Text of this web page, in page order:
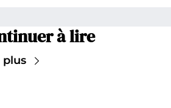
à lire
plus